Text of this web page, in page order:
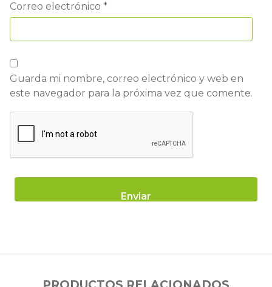
Correo electrónico *
Guarda mi nombre, correo electrónico y web en
este navegador para la próxima vez que comente.